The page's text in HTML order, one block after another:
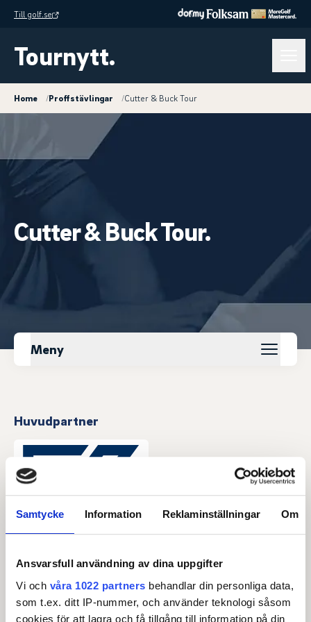
Samtycke Information Reklaminställningar Om
Ansvarsfull användning av dina uppgifter
Vi och våra 1022 partners behandlar din personliga data,
som t.ex. ditt IP-nummer, och använder teknologi såsom
cookies för att lagra och få tillgång till information på din
Till golf.se
Tournytt.
Home /Proffstävlingar /Cutter & Buck Tour
Cutter & Buck Tour.
Meny
Huvudpartner
Officiella partners